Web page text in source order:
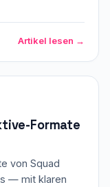
Artikel lesen →
Formate
von Squad
— mit klaren